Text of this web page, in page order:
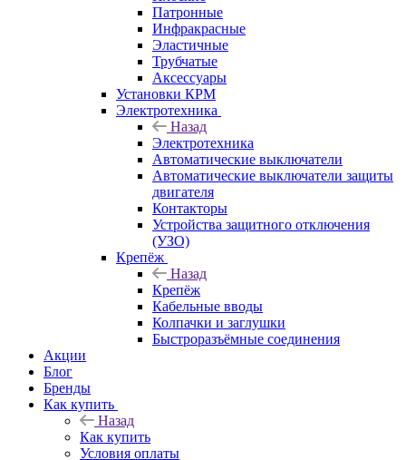
Патронные
Инфракрасные
Эластичные
Трубчатые
Аксессуары
Установки КРМ
Электротехника
Назад
Электротехника
Автоматические выключатели
Автоматические выключатели защиты
двигателя
Контакторы
Устройства защитного отключения
(УЗО)
Крепёж
Назад
Крепёж
Кабельные вводы
Колпачки и заглушки
Быстроразъёмные соединения
Акции
Блог
Бренды
Как купить
Назад
Как купить
Условия оплаты